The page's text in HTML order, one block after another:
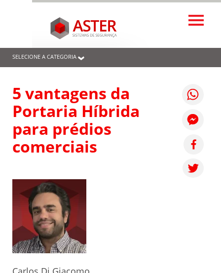
SELECIONE A CATEGORIA
5 vantagens da
Portaria Híbrida
para prédios
comerciais